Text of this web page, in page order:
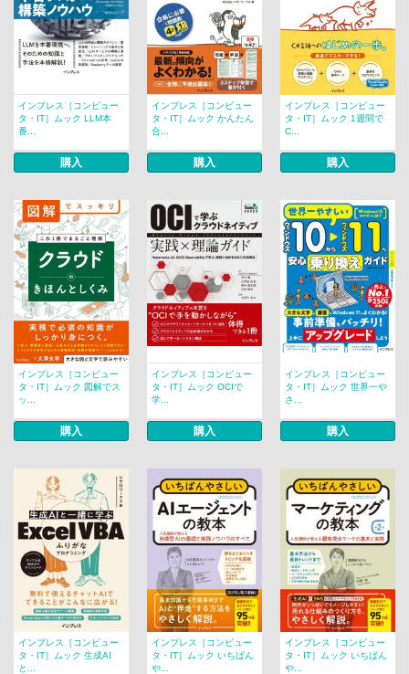
インプレス［コンピュー
タ・IT］ムック LLM本
番...
購入
インプレス［コンピュー
タ・IT］ムック かんたん
合...
購入
インプレス［コンピュー
タ・IT］ムック 1週間で
C...
購入
インプレス［コンピュー
タ・IT］ムック 図解でス
ッ...
購入
インプレス［コンピュー
タ・IT］ムック OCIで
学...
購入
インプレス［コンピュー
タ・IT］ムック 世界一や
さ...
購入
インプレス［コンピュー
タ・IT］ムック 生成AI
と...
インプレス［コンピュー
タ・IT］ムック いちばん
や...
インプレス［コンピュー
タ・IT］ムック いちばん
や...